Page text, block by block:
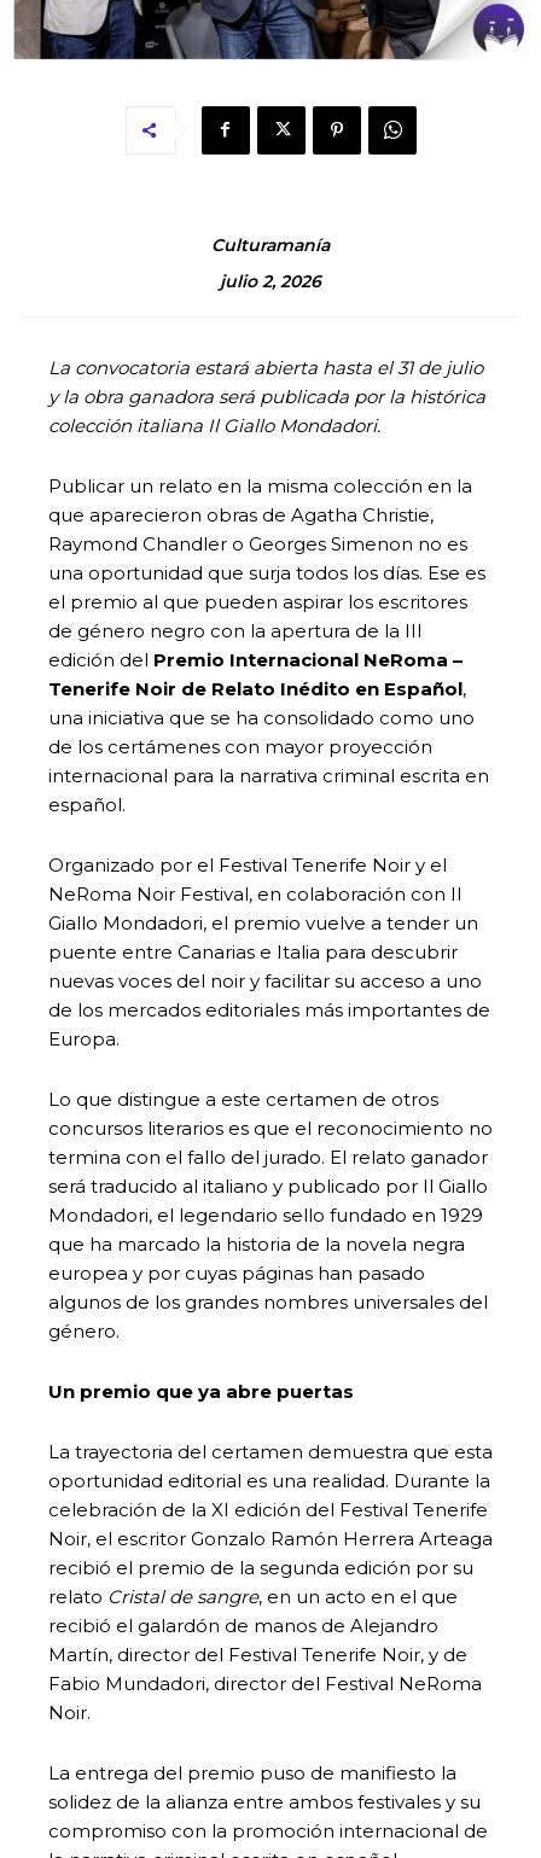
Culturamanía
julio 2, 2026
La convocatoria estará abierta hasta el 31 de julio
y la obra ganadora será publicada por la histórica
colección italiana Il Giallo Mondadori.
Publicar un relato en la misma colección en la
que aparecieron obras de Agatha Christie,
Raymond Chandler o Georges Simenon no es
una oportunidad que surja todos los días. Ese es
el premio al que pueden aspirar los escritores
de género negro con la apertura de la III
edición del Premio Internacional NeRoma –
Tenerife Noir de Relato Inédito en Español,
una iniciativa que se ha consolidado como uno
de los certámenes con mayor proyección
internacional para la narrativa criminal escrita en
español.
Organizado por el Festival Tenerife Noir y el
NeRoma Noir Festival, en colaboración con Il
Giallo Mondadori, el premio vuelve a tender un
puente entre Canarias e Italia para descubrir
nuevas voces del noir y facilitar su acceso a uno
de los mercados editoriales más importantes de
Europa.
Lo que distingue a este certamen de otros
concursos literarios es que el reconocimiento no
termina con el fallo del jurado. El relato ganador
será traducido al italiano y publicado por Il Giallo
Mondadori, el legendario sello fundado en 1929
que ha marcado la historia de la novela negra
europea y por cuyas páginas han pasado
algunos de los grandes nombres universales del
género.
Un premio que ya abre puertas
La trayectoria del certamen demuestra que esta
oportunidad editorial es una realidad. Durante la
celebración de la XI edición del Festival Tenerife
Noir, el escritor Gonzalo Ramón Herrera Arteaga
recibió el premio de la segunda edición por su
relato Cristal de sangre, en un acto en el que
recibió el galardón de manos de Alejandro
Martín, director del Festival Tenerife Noir, y de
Fabio Mundadori, director del Festival NeRoma
Noir.
La entrega del premio puso de manifiesto la
solidez de la alianza entre ambos festivales y su
compromiso con la promoción internacional de